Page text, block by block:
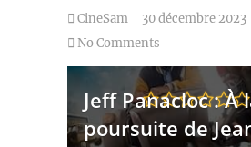
CineSam
30 décembre 2023
No Comments
Jeff Panacloc : À
poursuite de